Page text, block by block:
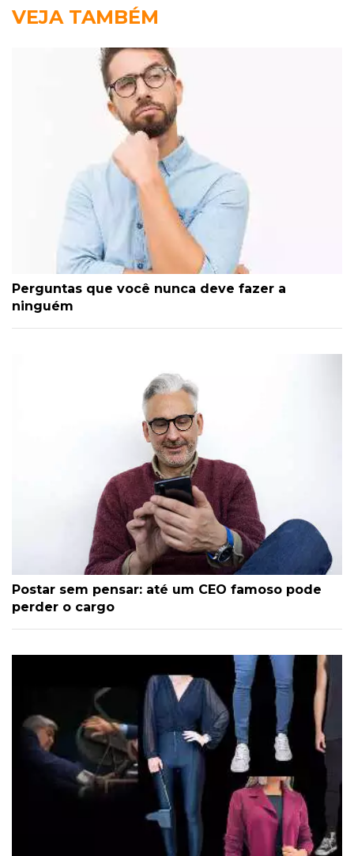
VEJA TAMBÉM
Perguntas que você nunca deve fazer a
ninguém
Postar sem pensar: até um CEO famoso pode
perder o cargo